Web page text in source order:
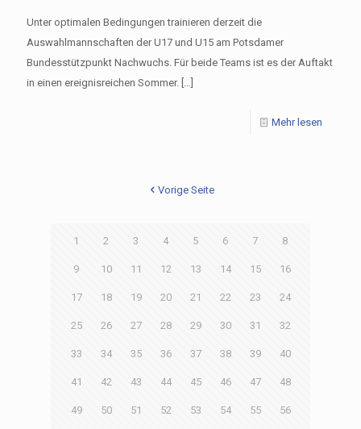
Unter optimalen Bedingungen trainieren derzeit die
Auswahlmannschaften der U17 und U15 am Potsdamer
Bundesstützpunkt Nachwuchs. Für beide Teams ist es der Auftakt
in einen ereignisreichen Sommer. […]
Mehr lesen
Vorige Seite
1 2 3 4 5 6 7 8
9 10 11 12 13 14 15 16
17 18 19 20 21 22 23 24
25 26 27 28 29 30 31 32
33 34 35 36 37 38 39 40
41 42 43 44 45 46 47 48
49 50 51 52 53 54 55 56